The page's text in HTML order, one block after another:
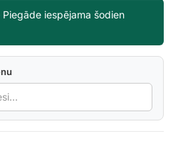
iespējama šodien